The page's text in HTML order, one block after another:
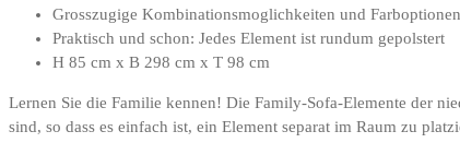
Grosszugige Kombinationsmoglichkeiten und Farboptionen
Praktisch und schon: Jedes Element ist rundum gepolstert
H 85 cm x B 298 cm x T 98 cm
Lernen Sie die Familie kennen! Die Family-Sofa-Elemente der
sind, so dass es einfach ist, ein Element separat im Raum zu